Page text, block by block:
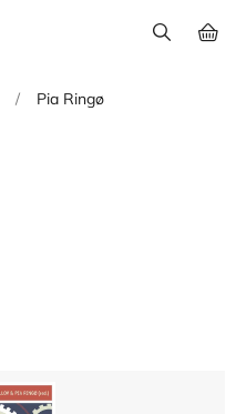
/ Pia Ringø